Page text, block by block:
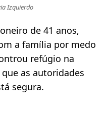
Izquierdo
de 41 anos,
a família por medo
refúgio na
as autoridades
segura.